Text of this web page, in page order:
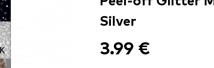
Silver
3.99 €